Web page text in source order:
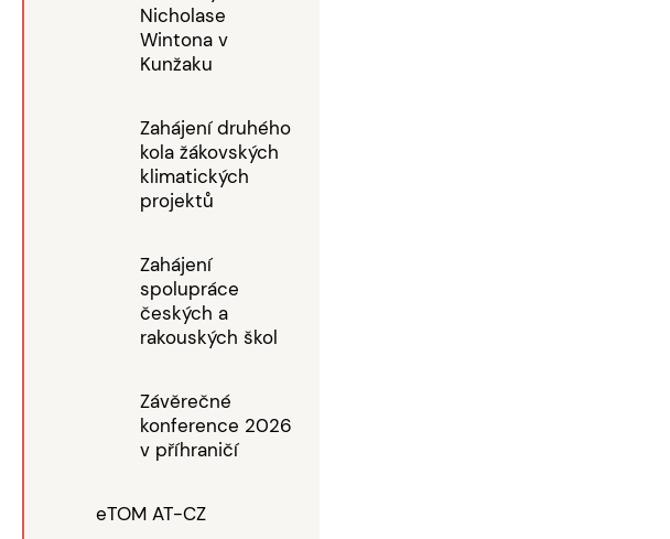
Nicholase
Wintona v
Kunžaku
Zahájení druhého
kola žákovských
klimatických
projektů
Zahájení
spolupráce
českých a
rakouských škol
Závěrečné
konference 2026
v příhraničí
eTOM AT-CZ